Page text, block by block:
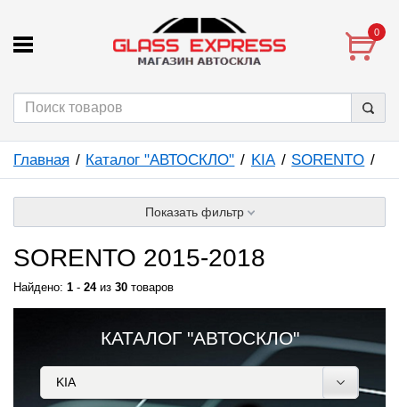
0
Главная Каталог "АВТОСКЛО" KIA SORENTO
Показать фильтр
SORENTO 2015-2018
Найдено: 1 - 24из 30 товаров
КАТАЛОГ "АВТОСКЛО"